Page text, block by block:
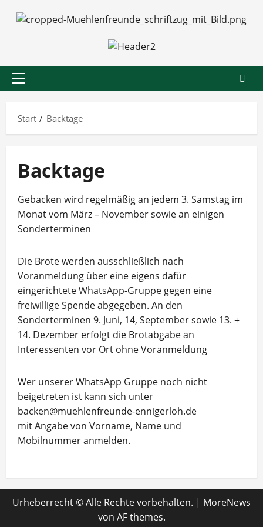
Inhalt
Primäres
Start
Backtage
Backtage
Gebacken wird regelmäßig an jedem 3. Samstag im
Monat vom März – November sowie an einigen
Sonderterminen
Die Brote werden ausschließlich nach
Voranmeldung über eine eigens dafür
eingerichtete WhatsApp-Gruppe gegen eine
freiwillige Spende abgegeben. An den
Sonderterminen 9. Juni, 14, September sowie 13. +
14. Dezember erfolgt die Brotabgabe an
Interessenten vor Ort ohne Voranmeldung
Wer unserer WhatsApp Gruppe noch nicht
beigetreten ist kann sich unter
backen@muehlenfreunde-ennigerloh.de
mit Angabe von Vorname, Name und
Mobilnummer anmelden.
Urheberrecht © Alle Rechte vorbehalten. | MoreNews
von AF themes.